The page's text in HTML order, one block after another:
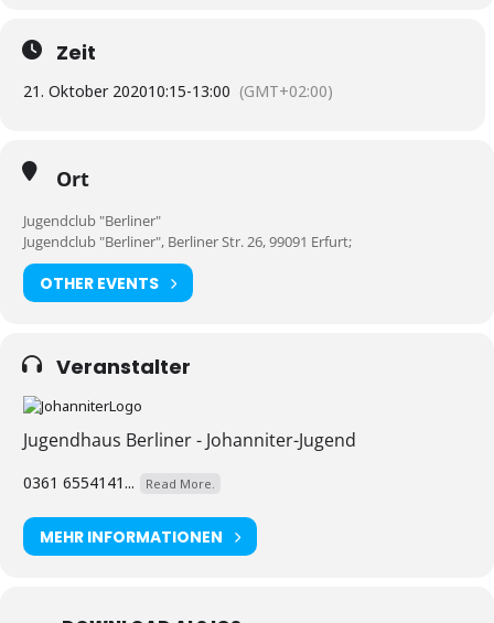
Zeit
21. Oktober 202010:15-13:00 (GMT+02:00)
Ort
Jugendclub "Berliner"
Jugendclub "Berliner", Berliner Str. 26, 99091 Erfurt;
OTHER EVENTS
Veranstalter
Jugendhaus Berliner - Johanniter-Jugend
0361 6554141... Read More.
MEHR INFORMATIONEN